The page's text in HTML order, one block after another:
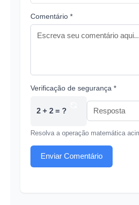
Comentário *
Verificação de segurança *
2 + 2 = ?
Resolva a operação matemática
Enviar Comentário